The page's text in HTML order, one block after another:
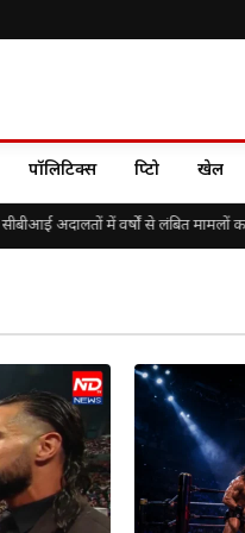
पॉलिटिक्स क्रिप्टो खेल
अदालतों में वर्षों से लंबित मामलों का